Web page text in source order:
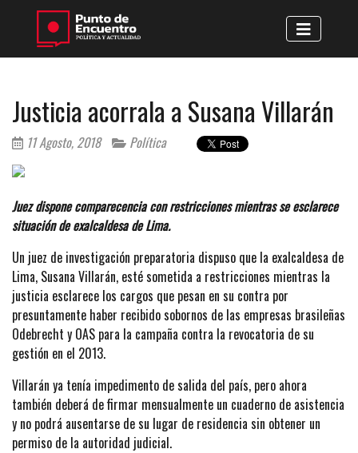
Justicia acorrala a Susana Villarán
11 Agosto, 2018 Política
Juez dispone comparecencia con restricciones mientras se esclarece
situación de exalcaldesa de Lima.
Un juez de investigación preparatoria dispuso que la exalcaldesa de
Lima, Susana Villarán, esté sometida a restricciones mientras la
justicia esclarece los cargos que pesan en su contra por
presuntamente haber recibido sobornos de las empresas brasileñas
Odebrecht y OAS para la campaña contra la revocatoria de su
gestión en el 2013.
Villarán ya tenía impedimento de salida del país, pero ahora
también deberá de firmar mensualmente un cuaderno de asistencia
y no podrá ausentarse de su lugar de residencia sin obtener un
permiso de la autoridad judicial.